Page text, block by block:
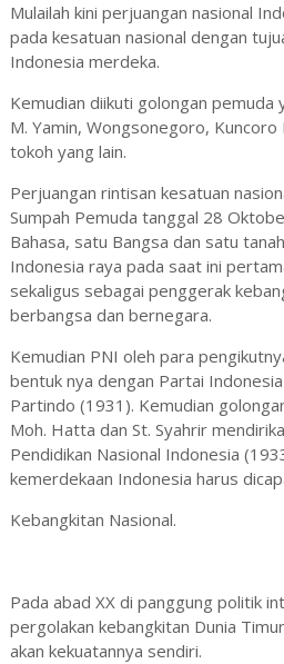
Mulailah kini perjuangan nasional
pada kesatuan nasional dengan
Indonesia merdeka.
Kemudian diikuti golongan pemuda
M. Yamin, Wongsonegoro,
tokoh yang lain.
Perjuangan rintisan kesatuan
Sumpah Pemuda tanggal 28
Bahasa, satu Bangsa dan satu
Indonesia raya pada saat ini
sekaligus sebagai penggerak
berbangsa dan bernegara.
Kemudian PNI oleh para
bentuk nya dengan Partai
Partindo (1931). Kemudian
Moh. Hatta dan St. Syahrir
Pendidikan Nasional Indonesia
kemerdekaan Indonesia harus
Kebangkitan Nasional.
Pada abad XX di panggung politik
pergolakan kebangkitan Dunia
akan kekuatannya sendiri.